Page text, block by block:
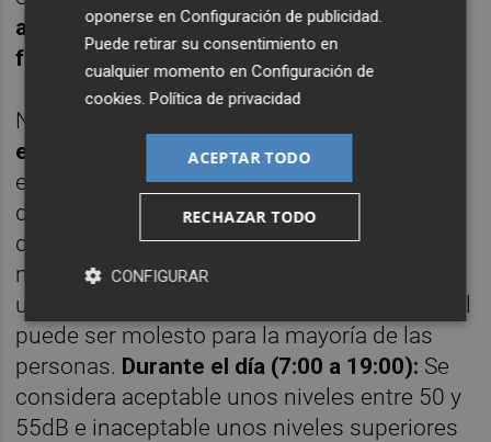
acústica y un plan de acción en distintas
fases para reducir la inmisión sonora.
Niveles ruido muy altos pueden
efectos perjudiciales para la salud
ello por lo que la OMS fija diferentes niveles
de ruido molestos según el momento del
día. Los momentos del día se dividen en día,
noche y madrugada y cada uno posee un
umbral de ruido el cual superar dicho umbral
puede ser molesto para la mayoría de las
personas. Durante el día (7:00 a 19:00): Se
considera aceptable unos niveles entre 50 y
55dB e inaceptable unos niveles superiores
oponerse enConfiguración de publicidad.
Puede retirar su consentimiento en
cualquier momento enConfiguración de
cookies.Política de privacidad
ACEPTAR TODO
RECHAZAR TODO
CONFIGURAR